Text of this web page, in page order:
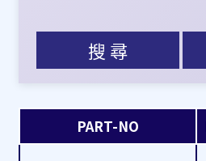
9.44
9.5
9.50
搜 尋
PART-NO